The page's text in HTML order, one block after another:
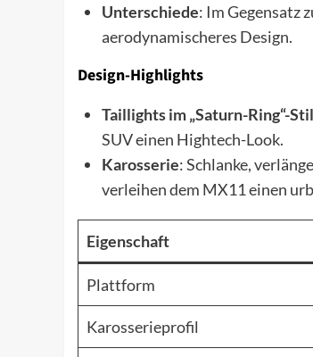
Unterschiede: Im Gegensatz
aerodynamischeres Design.
Design-Highlights
Taillights im „Saturn-Ring“-Stil
SUV einen Hightech-Look.
Karosserie: Schlanke,
verleihen dem MX11 einen
Eigenschaft
Plattform
Karosserieprofil